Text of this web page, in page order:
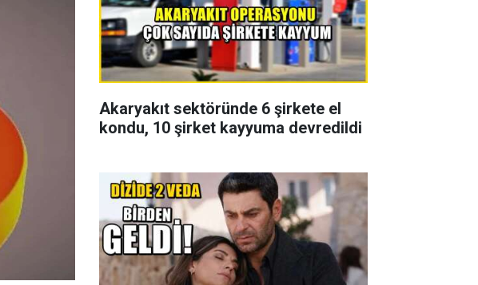
Akaryakıt sektöründe 6 şirkete el
kondu, 10 şirket kayyuma devredildi